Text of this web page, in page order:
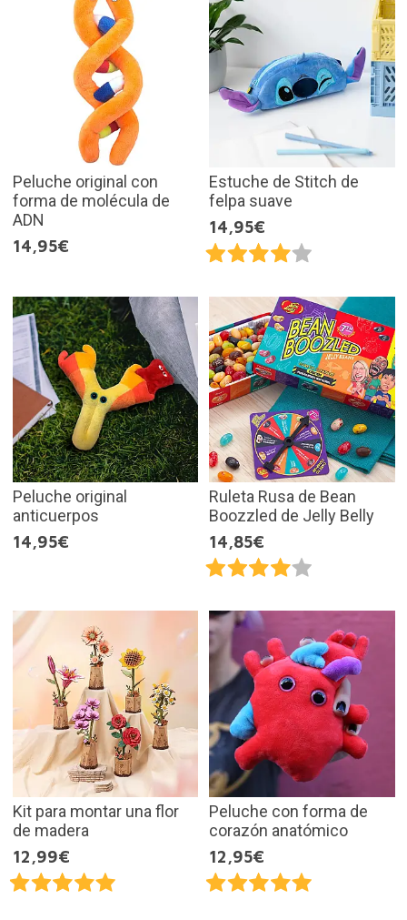
Peluche original con
forma de molécula de
ADN
14,95€
Estuche de Stitch de
felpa suave
14,95€
Peluche original
anticuerpos
14,95€
Ruleta Rusa de Bean
Boozzled de Jelly Belly
14,85€
Kit para montar una flor
de madera
12,99€
Peluche con forma de
corazón anatómico
12,95€